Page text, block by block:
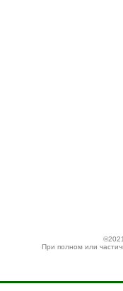
При полном или